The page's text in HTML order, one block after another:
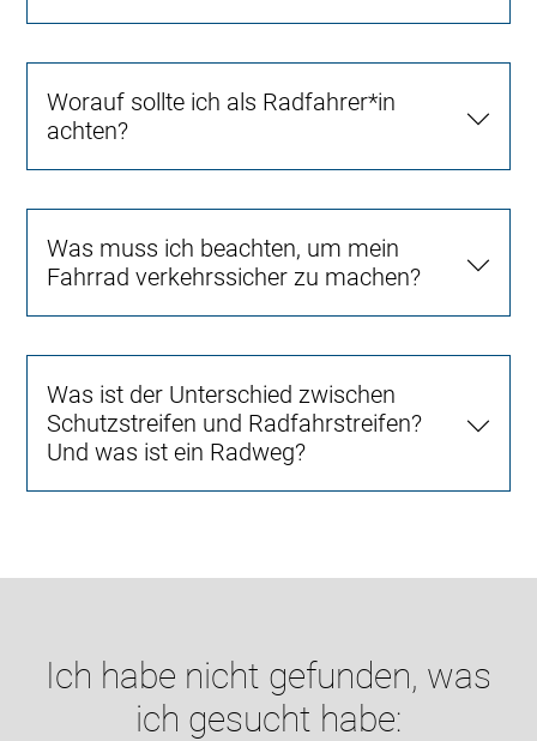
Worauf sollte ich als Radfahrer*in
achten?
Was muss ich beachten, um mein
Fahrrad verkehrssicher zu machen?
Was ist der Unterschied zwischen
Schutzstreifen und Radfahrstreifen?
Und was ist ein Radweg?
Ich habe nicht gefunden, was
ich gesucht habe: